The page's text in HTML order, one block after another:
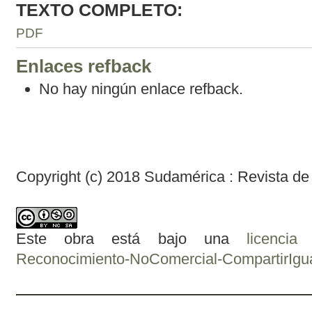
TEXTO COMPLETO:
PDF
Enlaces refback
No hay ningún enlace refback.
Copyright (c) 2018 Sudamérica : Revista
Este obra está bajo una licencia
Reconocimiento-NoComercial-